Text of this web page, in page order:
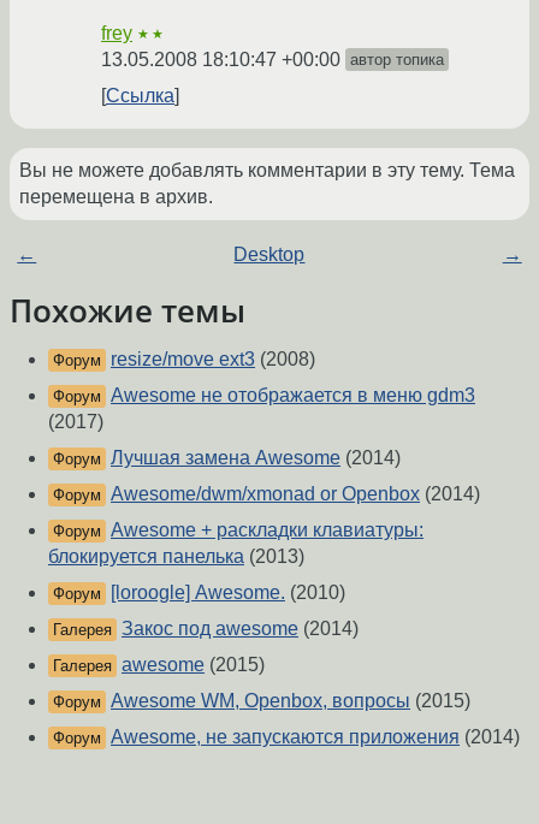
frey ★★
13.05.2008 18:10:47 +00:00 автор топика
Ссылка
Вы не можете добавлять комментарии в эту тему. Тема
перемещена в архив.
← Desktop →
Похожие темы
Форум resize/move ext3 (2008)
Форум Awesome не отображается в меню gdm3
(2017)
Форум Лучшая замена Awesome (2014)
Форум Awesome/dwm/xmonad or Openbox (2014)
Форум Awesome + раскладки клавиатуры:
блокируется панелька (2013)
Форум [loroogle] Awesome. (2010)
Галерея Закос под awesome (2014)
Галерея awesome (2015)
Форум Awesome WM, Openbox, вопросы (2015)
Форум Awesome, не запускаются приложения (2014)